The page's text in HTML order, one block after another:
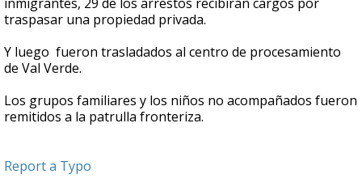
traspasar una propiedad privada.
Y luego fueron trasladados al centro de procesamiento
de Val Verde.
Los grupos familiares y los niños no acompañados fueron
remitidos a la patrulla fronteriza.
Report a Typo